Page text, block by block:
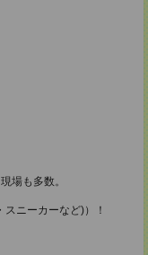
場も多数。
ニーカーなど)）！